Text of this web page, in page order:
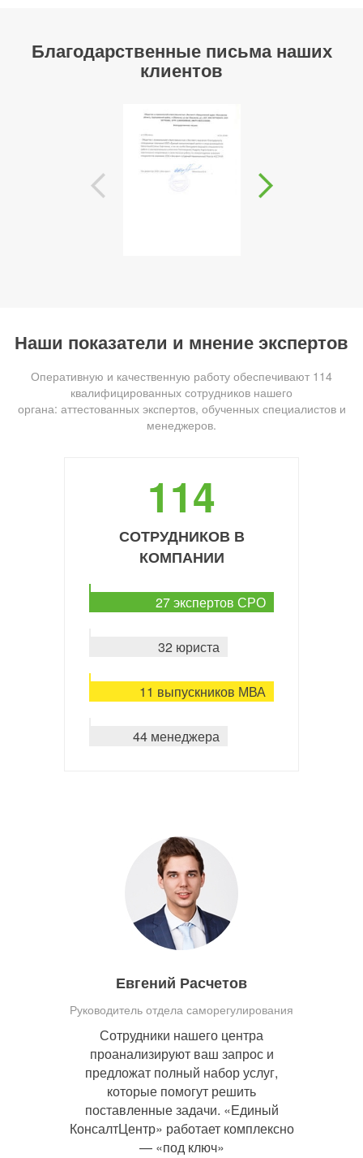
Благодарственные письма наших
клиентов
Наши показатели и мнение экспертов
Оперативную и качественную работу обеспечивают 114
квалифицированных сотрудников нашего
органа: аттестованных экспертов, обученных специалистов и
менеджеров.
114
СОТРУДНИКОВ В
КОМПАНИИ
27 экспертов СРО
32 юриста
11 выпускников МВА
44 менеджера
Евгений Расчетов
Руководитель отдела саморегулирования
Сотрудники нашего центра
проанализируют ваш запрос и
предложат полный набор услуг,
которые помогут решить
поставленные задачи. «Единый
КонсалтЦентр» работает комплексно
— «под ключ»